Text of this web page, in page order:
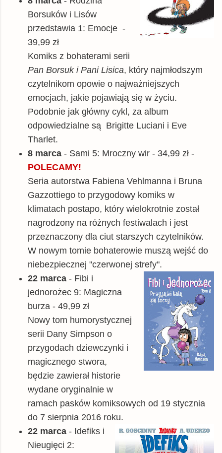
Borsuków i Lisów
przedstawia 1: Emocje -
39,99 zł
Komiks z bohaterami serii
Pan Borsuk i Pani Lisica, który najmłodszym
czytelnikom opowie o najważniejszych
emocjach, jakie pojawiają się w życiu.
Podobnie jak główny cykl, za album
odpowiedzialne są Brigitte Luciani i Eve
Tharlet.
8 marca - Sami 5: Mroczny wir - 34,99 zł -
POLECAMY!
Seria autorstwa Fabiena Vehlmanna i Bruna
Gazzottiego to przygodowy komiks w
klimatach postapo, który wielokrotnie został
nagrodzony na różnych festiwalach i jest
przeznaczony dla ciut starszych czytelników.
W nowym tomie bohaterowie muszą wejść do
niebezpiecznej "czerwonej strefy".
22 marca - Fibi i
jednorożec 9: Magiczna
burza - 49,99 zł
Nowy tom humorystycznej
serii Dany Simpson o
przygodach dziewczynki i
magicznego stwora,
będzie zawierał historie
wydane oryginalnie w
ramach pasków komiksowych od 19 stycznia
do 7 sierpnia 2016 roku.
22 marca - Idefiks i
Nieugięci 2: